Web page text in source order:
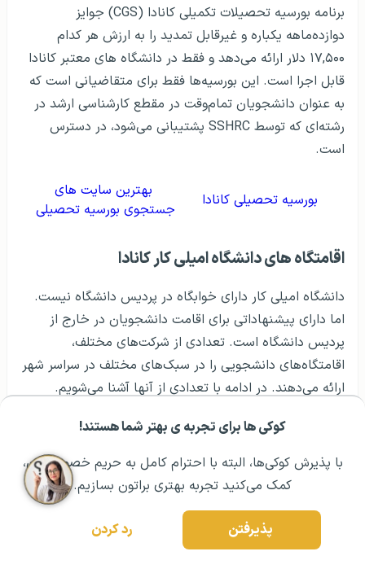
کوکی ها برای تجربه ی بهتر شما هستند!
با پذیرش کوکی‌ها، البته با احترام کامل به حریم خصوصیتون،
کمک می‌کنید تجربه بهتری براتون بسازیم.
پذیرفتن رد کردن
مشــاوره اولیه رایگان: ۰۲۱ ۴۳۰۰۰ ۰۲۱ رزرو مشاوره تخصصی
برنامه بورسیه تحصیلات تکمیلی کانادا (CGS) جوایز
دوازده‌ماهه یکباره و غیرقابل تمدید را به ارزش هر کدام
۱۷,۵۰۰ دلار ارائه می‌دهد و فقط در دانشگاه های معتبر کانادا
قابل اجرا است. این بورسیه‌ها فقط برای متقاضیانی است که
به عنوان دانشجویان تمام‌وقت در مقطع کارشناسی ارشد در
رشته‌ای که توسط SSHRC پشتیبانی می‌شود، در دسترس
است.
بورسیه تحصیلی کانادا
بهترین سایت های
جستجوی بورسیه تحصیلی
اقامتگاه های دانشگاه امیلی کار کانادا
دانشگاه امیلی کار دارای خوابگاه در پردیس دانشگاه نیست.
اما دارای پیشنهاداتی برای اقامت دانشجویان در خارج از
پردیس دانشگاه است. تعدادی از شرکت‌های مختلف،
اقامتگاه‌های دانشجویی را در سبک‌های مختلف در سراسر شهر
ارائه می‌دهند. در ادامه با تعدادی از آنها آشنا می‌شویم.
خوابگاه دانشجویی خارج از دانشگاه در ونکوور
است. دارای ۵ مکان با بیش از ۱۰۰۰ تخت در
سراسر ونکوور است. این اقامتگاه دارای خانه های
مبله، خصوص یا مشترک برای دانشجویان است.